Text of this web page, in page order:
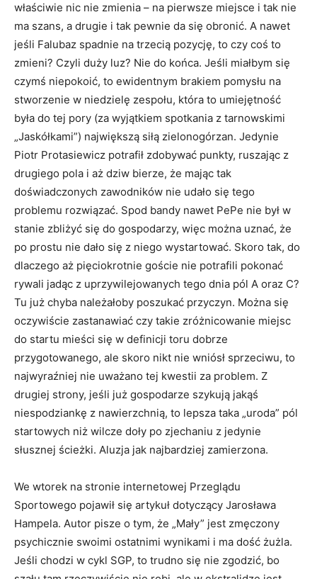
właściwie nic nie zmienia – na pierwsze miejsce i tak nie
ma szans, a drugie i tak pewnie da się obronić. A nawet
jeśli Falubaz spadnie na trzecią pozycję, to czy coś to
zmieni? Czyli duży luz? Nie do końca. Jeśli miałbym się
czymś niepokoić, to ewidentnym brakiem pomysłu na
stworzenie w niedzielę zespołu, która to umiejętność
była do tej pory (za wyjątkiem spotkania z tarnowskimi
„Jaskółkami”) największą siłą zielonogórzan. Jedynie
Piotr Protasiewicz potrafił zdobywać punkty, ruszając z
drugiego pola i aż dziw bierze, że mając tak
doświadczonych zawodników nie udało się tego
problemu rozwiązać. Spod bandy nawet PePe nie był w
stanie zbliżyć się do gospodarzy, więc można uznać, że
po prostu nie dało się z niego wystartować. Skoro tak, do
dlaczego aż pięciokrotnie goście nie potrafili pokonać
rywali jadąc z uprzywilejowanych tego dnia pól A oraz C?
Tu już chyba należałoby poszukać przyczyn. Można się
oczywiście zastanawiać czy takie zróżnicowanie miejsc
do startu mieści się w definicji toru dobrze
przygotowanego, ale skoro nikt nie wniósł sprzeciwu, to
najwyraźniej nie uważano tej kwestii za problem. Z
drugiej strony, jeśli już gospodarze szykują jakąś
niespodziankę z nawierzchnią, to lepsza taka „uroda” pól
startowych niż wilcze doły po zjechaniu z jedynie
słusznej ścieżki. Aluzja jak najbardziej zamierzona.
We wtorek na stronie internetowej Przeglądu
Sportowego pojawił się artykuł dotyczący Jarosława
Hampela. Autor pisze o tym, że „Mały” jest zmęczony
psychicznie swoimi ostatnimi wynikami i ma dość żużla.
Jeśli chodzi w cykl SGP, to trudno się nie zgodzić, bo